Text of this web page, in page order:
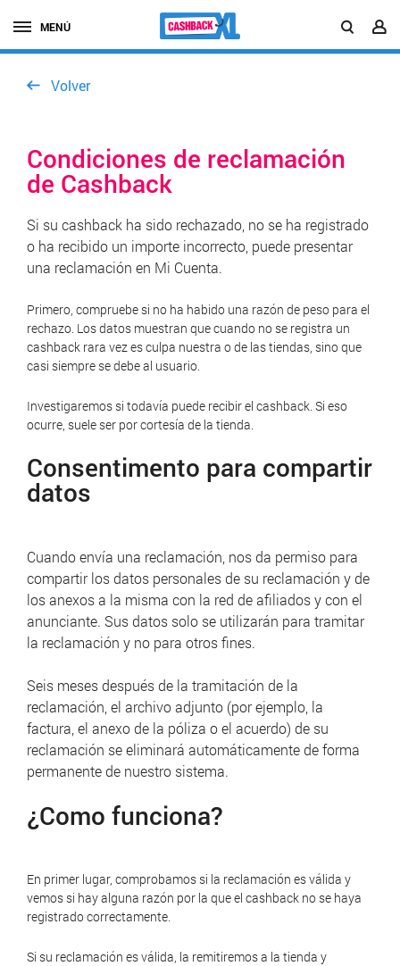
MENÚ
Volver
Condiciones de reclamación
de Cashback
Si su cashback ha sido rechazado, no se ha registrado
o ha recibido un importe incorrecto, puede presentar
una reclamación en Mi Cuenta.
Primero, compruebe si no ha habido una razón de peso para el
rechazo. Los datos muestran que cuando no se registra un
cashback rara vez es culpa nuestra o de las tiendas, sino que
casi siempre se debe al usuario.
Investigaremos si todavía puede recibir el cashback. Si eso
ocurre, suele ser por cortesía de la tienda.
Consentimento para compartir
datos
Cuando envía una reclamación, nos da permiso para
compartir los datos personales de su reclamación y de
los anexos a la misma con la red de afiliados y con el
anunciante. Sus datos solo se utilizarán para tramitar
la reclamación y no para otros fines.
Seis meses después de la tramitación de la
reclamación, el archivo adjunto (por ejemplo, la
factura, el anexo de la póliza o el acuerdo) de su
reclamación se eliminará automáticamente de forma
permanente de nuestro sistema.
¿Como funciona?
En primer lugar, comprobamos si la reclamación es válida y
vemos si hay alguna razón por la que el cashback no se haya
registrado correctamente.
Si su reclamación es válida, la remitiremos a la tienda y